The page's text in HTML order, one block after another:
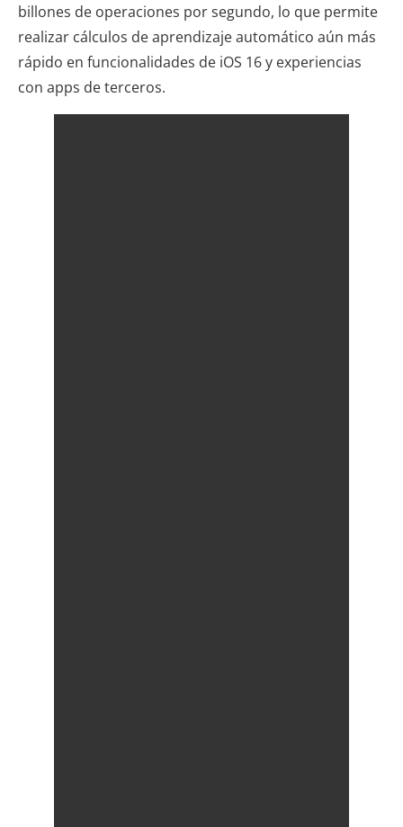
billones de operaciones por segundo, lo que permite
realizar cálculos de aprendizaje automático aún más
rápido en funcionalidades de iOS 16 y experiencias
con apps de terceros.